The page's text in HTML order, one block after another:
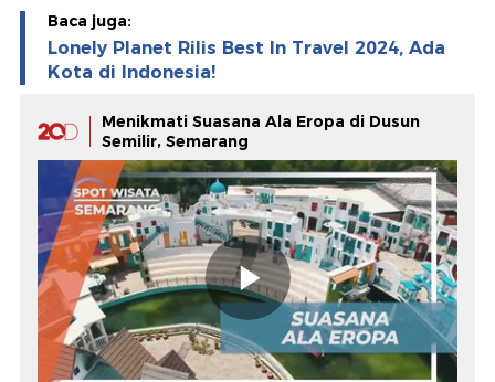
Baca juga:
Lonely Planet Rilis Best In Travel 2024, Ada
Kota di Indonesia!
Menikmati Suasana Ala Eropa di Dusun
Semilir, Semarang